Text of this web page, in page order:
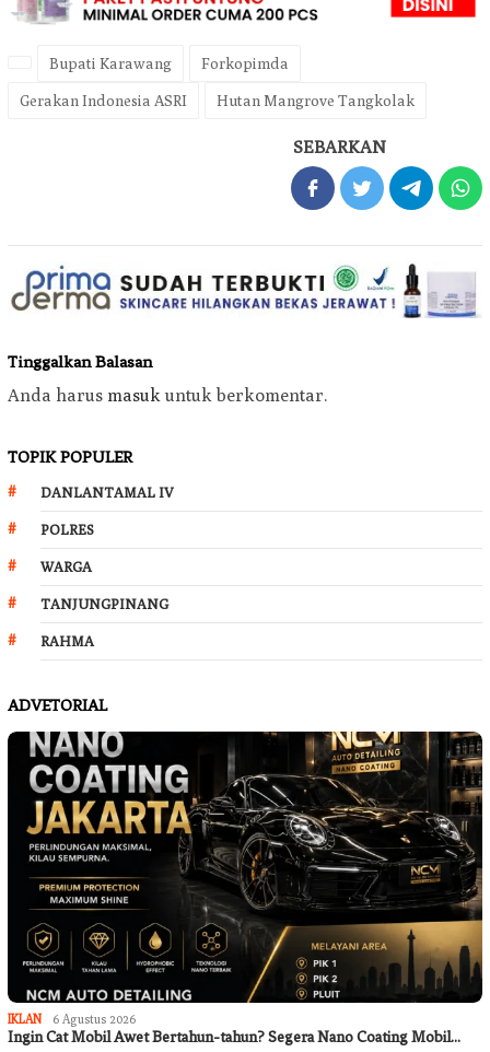
Bupati Karawang Forkopimda
Gerakan Indonesia ASRI Hutan Mangrove Tangkolak
SEBARKAN
Tinggalkan Balasan
Anda harus masuk untuk berkomentar.
TOPIK POPULER
DANLANTAMAL IV
POLRES
WARGA
TANJUNGPINANG
RAHMA
ADVETORIAL
IKLAN 6 Agustus 2026
Ingin Cat Mobil Awet Bertahun-tahun? Segera Nano Coating Mobil…